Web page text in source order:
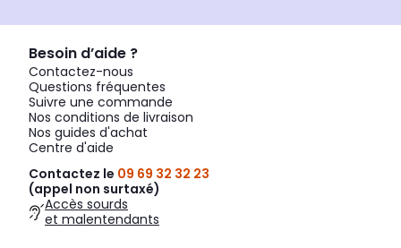
Besoin d’aide ?
Contactez-nous
Questions fréquentes
Suivre une commande
Nos conditions de livraison
Nos guides d'achat
Centre d'aide
Contactez le 09 69 32 32 23
(appel non surtaxé)
Accès sourds
et malentendants